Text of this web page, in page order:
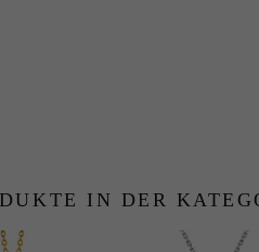
IN DER